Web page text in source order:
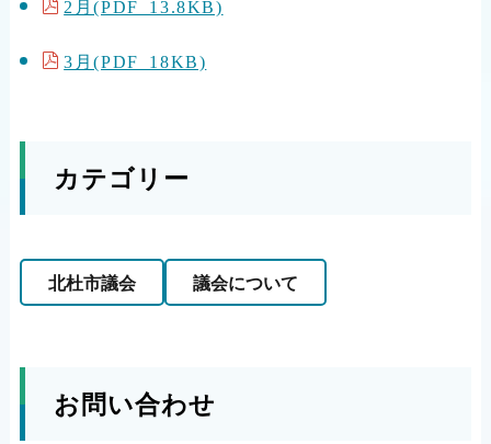
2月(PDF 13.8KB)
3月(PDF 18KB)
カテゴリー
北杜市議会 議会について
お問い合わせ